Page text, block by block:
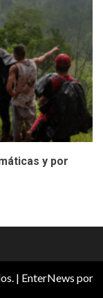
y por
| EnterNews por